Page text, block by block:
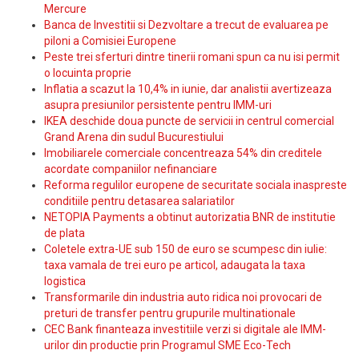
Mercure
Banca de Investitii si Dezvoltare a trecut de evaluarea pe
piloni a Comisiei Europene
Peste trei sferturi dintre tinerii romani spun ca nu isi permit
o locuinta proprie
Inflatia a scazut la 10,4% in iunie, dar analistii avertizeaza
asupra presiunilor persistente pentru IMM-uri
IKEA deschide doua puncte de servicii in centrul comercial
Grand Arena din sudul Bucurestiului
Imobiliarele comerciale concentreaza 54% din creditele
acordate companiilor nefinanciare
Reforma regulilor europene de securitate sociala inaspreste
conditiile pentru detasarea salariatilor
NETOPIA Payments a obtinut autorizatia BNR de institutie
de plata
Coletele extra-UE sub 150 de euro se scumpesc din iulie:
taxa vamala de trei euro pe articol, adaugata la taxa
logistica
Transformarile din industria auto ridica noi provocari de
preturi de transfer pentru grupurile multinationale
CEC Bank finanteaza investitiile verzi si digitale ale IMM-
urilor din productie prin Programul SME Eco-Tech